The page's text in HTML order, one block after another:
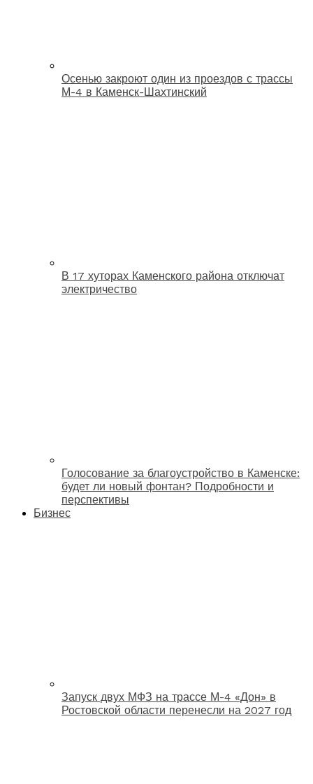
Осенью закроют один из проездов с трассы
М-4 в Каменск-Шахтинский
В 17 хуторах Каменского района отключат
электричество
Голосование за благоустройство в Каменске:
будет ли новый фонтан? Подробности и
перспективы
Бизнес
Запуск двух МФЗ на трассе М-4 «Дон» в
Ростовской области перенесли на 2027 год